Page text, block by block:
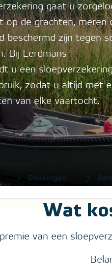
gaat u
op de grachten, meren
beschermd zijn tegen
Bij Eerdmans
u een
zodat u altijd met
van elke vaartocht.
Dekkingen
Wat
van een